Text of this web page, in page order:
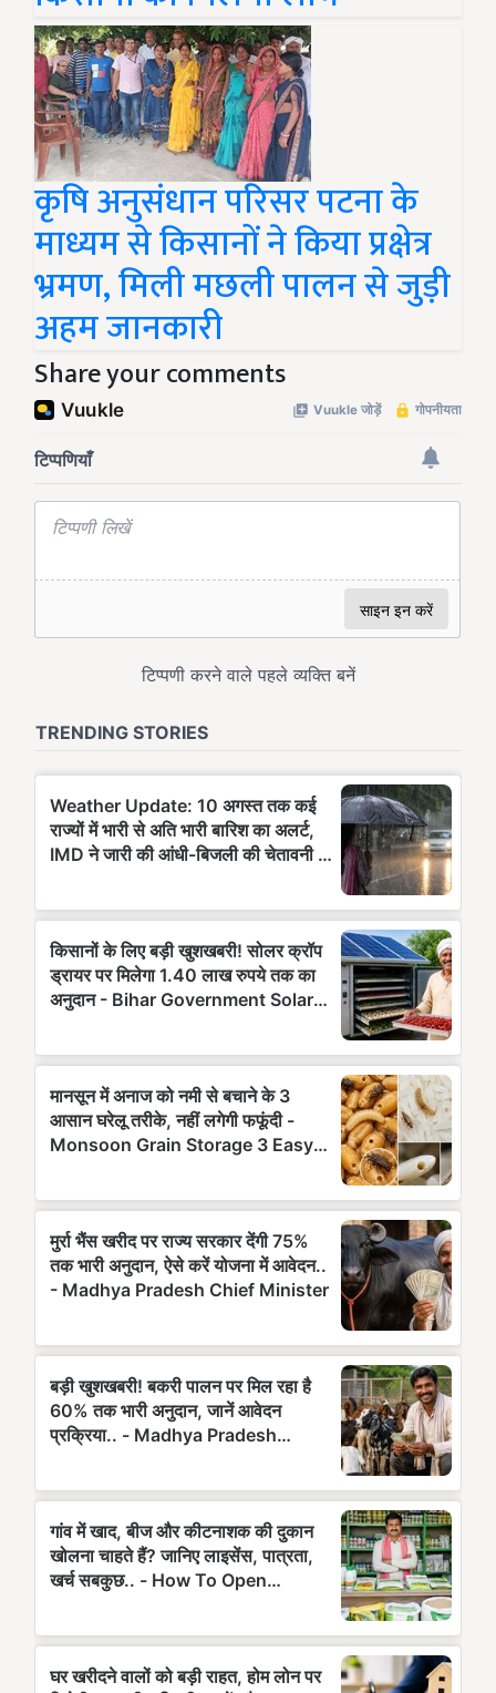
कृषि अनुसंधान परिसर पटना के
माध्यम से किसानों ने किया प्रक्षेत्र
भ्रमण, मिली मछली पालन से जुड़ी
अहम जानकारी
Share your comments